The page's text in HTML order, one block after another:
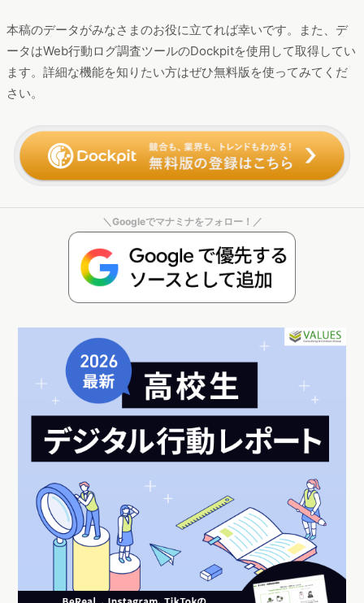
本稿のデータがみなさまのお役に立てれば幸いです。また、デ
ータはWeb行動ログ調査ツールのDockpitを使用して取得してい
ます。詳細な機能を知りたい方はぜひ無料版を使ってみてくだ
さい。
＼Googleでマナミナをフォロー！／